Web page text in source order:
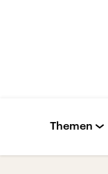
Themen